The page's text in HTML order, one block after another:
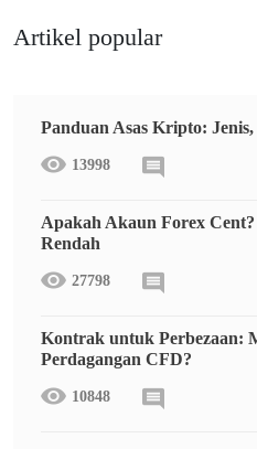
Artikel popular
Panduan Asas Kripto:
13998
Apakah Akaun Forex
Rendah
27798
Kontrak untuk Perbezaan:
Perdagangan CFD?
10848